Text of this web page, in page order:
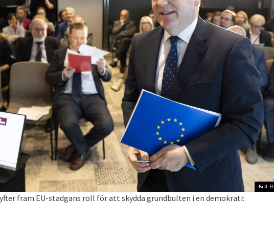
Bild:
fram EU-stadgans roll för att skydda grundbulten i en demokrati: